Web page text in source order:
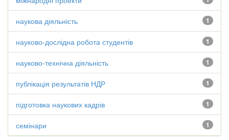
1
наукова діяльність
1
науково-дослідна робота студентів
1
науково-технічна діяльність
1
публікація результатів НДР
1
підготовка наукових кадрів
1
семінари